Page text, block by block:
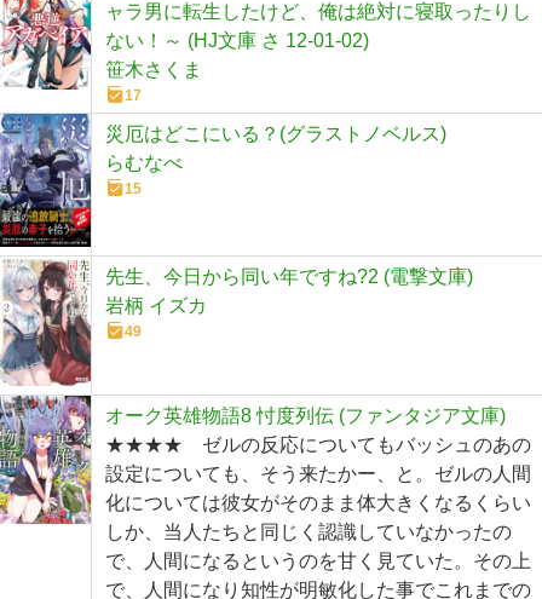
ャラ男に転生したけど、俺は絶対に寝取ったりし
ない！～ (HJ文庫 さ 12-01-02)
笹木さくま
17
災厄はどこにいる？(グラストノベルス)
らむなべ
15
先生、今日から同い年ですね?2 (電撃文庫)
岩柄 イズカ
49
オーク英雄物語8 忖度列伝 (ファンタジア文庫)
★★★★ ゼルの反応についてもバッシュのあの
設定についても、そう来たかー、と。ゼルの人間
化については彼女がそのまま体大きくなるくらい
しか、当人たちと同じく認識していなかったの
で、人間になるというのを甘く見ていた。その上
で、人間になり知性が明敏化した事でこれまでの